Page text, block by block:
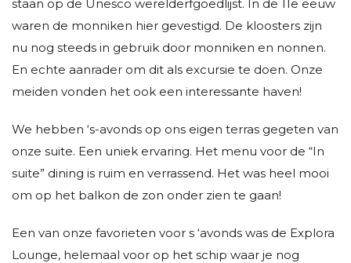
staan op de Unesco werelderfgoedlijst. In de 11e eeuw
waren de monniken hier gevestigd. De kloosters zijn
nu nog steeds in gebruik door monniken en nonnen.
En echte aanrader om dit als excursie te doen. Onze
meiden vonden het ook een interessante haven!
We hebben ‘s-avonds op ons eigen terras gegeten van
onze suite. Een uniek ervaring. Het menu voor de “In
suite” dining is ruim en verrassend. Het was heel mooi
om op het balkon de zon onder zien te gaan!
Een van onze favorieten voor s ‘avonds was de Explora
Lounge, helemaal voor op het schip waar je nog